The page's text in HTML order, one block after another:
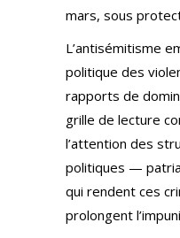
mars, sous
L’antisémitisme
politique des
rapports de
grille de lecture
l’attention des
politiques —
qui rendent ces
prolongent